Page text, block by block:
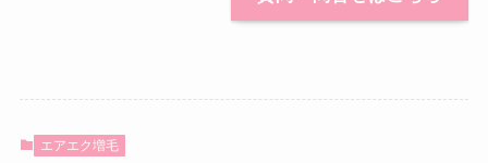
エアエク増毛